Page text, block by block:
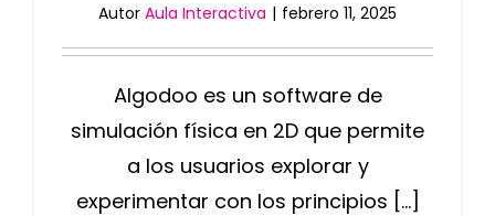
Autor Aula Interactiva | febrero 11, 2025
Algodoo es un software de
simulación física en 2D que permite
a los usuarios explorar y
experimentar con los principios [...]